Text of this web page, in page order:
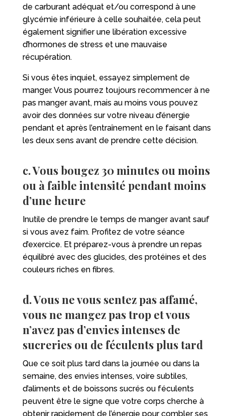
de carburant adéquat et/ou correspond à une
glycémie inférieure à celle souhaitée, cela peut
également signifier une libération excessive
d’hormones de stress et une mauvaise
récupération.
Si vous êtes inquiet, essayez simplement de
manger. Vous pourrez toujours recommencer à ne
pas manger avant, mais au moins vous pouvez
avoir des données sur votre niveau d’énergie
pendant et après l’entraînement en le faisant dans
les deux sens avant de prendre cette décision.
c. Vous bougez 30 minutes ou moins
ou à faible intensité pendant moins
d’une heure
Inutile de prendre le temps de manger avant sauf
si vous avez faim. Profitez de votre séance
d’exercice. Et préparez-vous à prendre un repas
équilibré avec des glucides, des protéines et des
couleurs riches en fibres.
d. Vous ne vous sentez pas affamé,
vous ne mangez pas trop et vous
n’avez pas d’envies intenses de
sucreries ou de féculents plus tard
Que ce soit plus tard dans la journée ou dans la
semaine, des envies intenses, voire subtiles,
d’aliments et de boissons sucrés ou féculents
peuvent être le signe que votre corps cherche à
obtenir rapidement de l’énergie pour combler ses